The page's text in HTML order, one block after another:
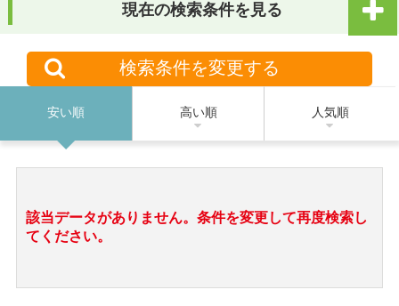
現在の検索条件を見る
検索条件を変更する
安い順 高い順 人気順
該当データがありません。条件を変更して再度検索し
てください。